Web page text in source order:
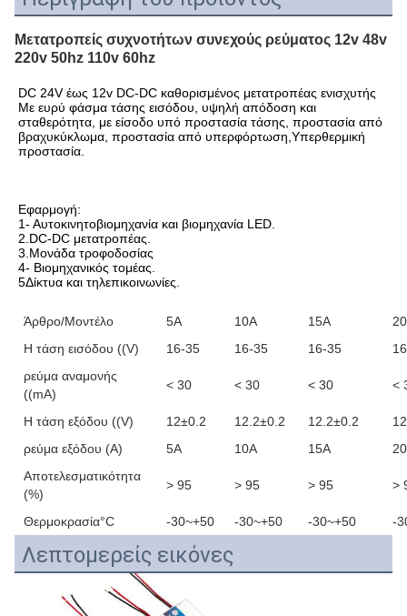
Μετατροπείς συχνοτήτων συνεχούς ρεύματος 12v 48v
220v 50hz 110v 60hz
DC 24V έως 12v DC-DC καθορισμένος μετατροπέας ενισχυτής
Με ευρύ φάσμα τάσης εισόδου, υψηλή απόδοση και
σταθερότητα, με είσοδο υπό προστασία τάσης, προστασία από
βραχυκύκλωμα, προστασία από υπερφόρτωση,Υπερθερμική
προστασία.
Εφαρμογή:
1- Αυτοκινητοβιομηχανία και βιομηχανία LED.
2.DC-DC μετατροπέας.
3.Μονάδα τροφοδοσίας
4- Βιομηχανικός τομέας.
5Δίκτυα και τηλεπικοινωνίες.
Άρθρο/Μοντέλο 5Α 10Α 15Α
Η τάση εισόδου ((V)
16-35 16-35 16-35
ρεύμα αναμονής
((mA)
< 30 < 30 < 30 <
Η τάση εξόδου ((V) 12±0.2 12.2±0.2 12.2±0.2
ρεύμα εξόδου (A)
5Α 10Α 15Α
Αποτελεσματικότητα
(%)
> 95 > 95 > 95 >
Θερμοκρασία°C -30~+50 -30~+50 -30~+50 -
Λεπτομερείς εικόνες